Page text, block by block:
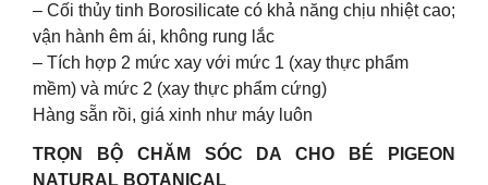
– Cối thủy tinh Borosilicate có khả năng chịu nhiệt cao;
vận hành êm ái, không rung lắc
– Tích hợp 2 mức xay với mức 1 (xay thực phẩm
mềm) và mức 2 (xay thực phẩm cứng)
Hàng sẵn rồi, giá xinh như máy luôn
TRỌN BỘ CHĂM SÓC DA CHO BÉ PIGEON
NATURAL BOTANICAL